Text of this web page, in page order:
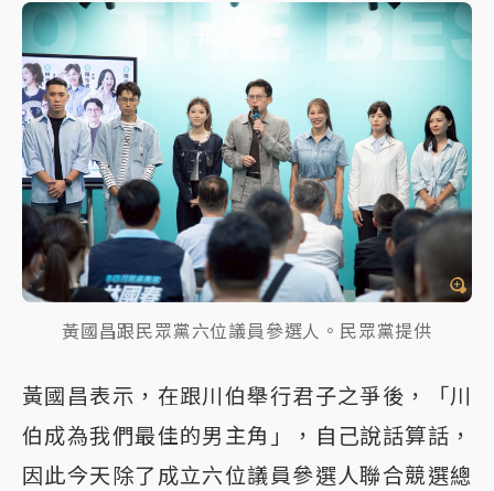
黃國昌跟民眾黨六位議員參選人。民眾黨提供
黃國昌表示，在跟川伯舉行君子之爭後，「川
伯成為我們最佳的男主角」，自己說話算話，
因此今天除了成立六位議員參選人聯合競選總